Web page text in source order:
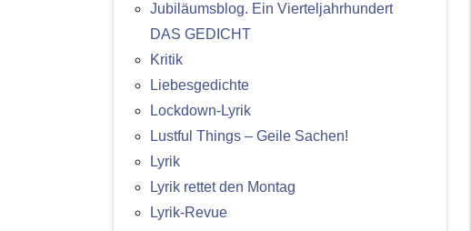
Jubiläumsblog. Ein Vierteljahrhundert
DAS GEDICHT
Kritik
Liebesgedichte
Lockdown-Lyrik
Lustful Things – Geile Sachen!
Lyrik
Lyrik rettet den Montag
Lyrik-Revue